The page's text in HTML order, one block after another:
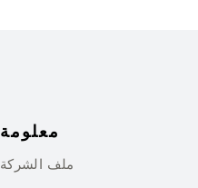
معلومة
ملف الشركة